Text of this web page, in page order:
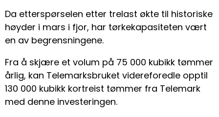
Da etterspørselen etter trelast økte til historiske
høyder i mars i fjor, har tørkekapasiteten vært
en av begrensningene.
Fra å skjære et volum på 75 000 kubikk tømmer
årlig, kan Telemarksbruket videreforedle opptil
130 000 kubikk kortreist tømmer fra Telemark
med denne investeringen.